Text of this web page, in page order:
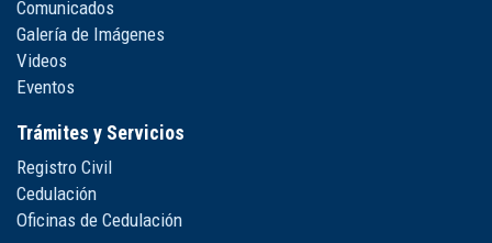
Comunicados
Galería de Imágenes
Videos
Eventos
Trámites y Servicios
Registro Civil
Cedulación
Oficinas de Cedulación